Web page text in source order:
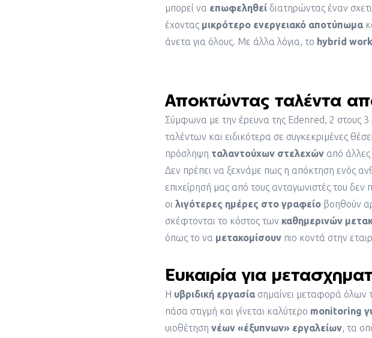
μπορεί να επωφεληθεί διατηρώντας έναν
έχοντας μικρότερο ενεργειακό αποτύπωμα
άνετα για όλους. Με άλλα λόγια, το hybrid
Αποκτώντας ταλέντα
Σύμφωνα με την έρευνα της Edenred, 2 στους 3
ταλέντων και ειδικότερα σε συγκεκριμένες
πρόσληψη ταλαντούχων στελεχών από άλλες
Δεν πρέπει να ξεχνάμε πως η απόκτηση ενός
επιχείρησή μας από τους ανταγωνιστές του δεν
οι λιγότερες ημέρες στο γραφείο βοηθούν
σκέφτονται το κόστος των καθημερινών
όπως το να μετακομίσουν πιο κοντά στην
Ευκαιρία για
Η υβριδική εργασία σημαίνει μεταφορά όλων
πάσα στιγμή και γίνεται καλύτερο monitoring
υιοθέτηση νέων «έξυπνων» εργαλείων, τα